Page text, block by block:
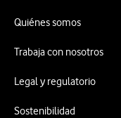
Quiénes somos
Trabaja con nosotros
Legal y regulatorio
Sostenibilidad